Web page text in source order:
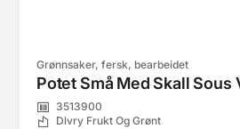
Grønnsaker, fersk, bearbeidet
Potet Små Med Skall Sous
3513900
Dlvry Frukt Og Grønt